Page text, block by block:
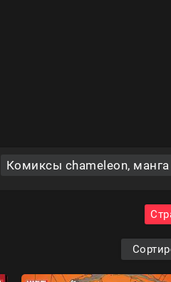
Комиксы chameleon,